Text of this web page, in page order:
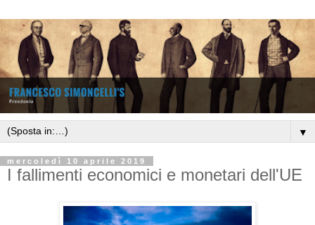
▼
mercoledì 10 aprile 2019
I fallimenti economici e monetari dell'UE